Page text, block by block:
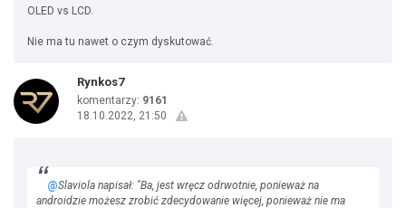
OLED vs LCD.
Nie ma tu nawet o czym dyskutować.
Rynkos7
komentarzy: 9161
18.10.2022, 21:50
@Slaviola napisał: "Ba, jest wręcz odrwotnie, ponieważ na
androidzie możesz zrobić zdecydowanie więcej, ponieważ nie ma